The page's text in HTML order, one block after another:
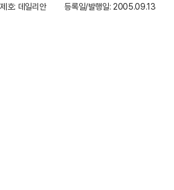
제호: 데일리안
등록일/발행일: 2005.09.13